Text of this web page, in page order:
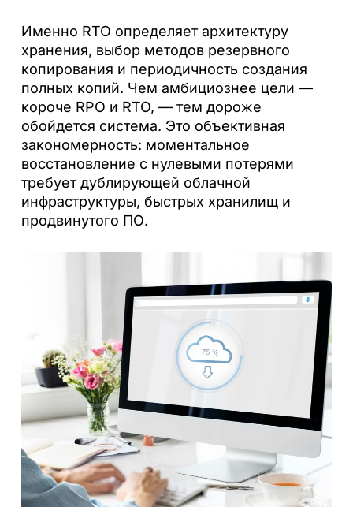
Именно RTO определяет архитектуру
хранения, выбор методов резервного
копирования и периодичность создания
полных копий. Чем амбициознее цели —
короче RPO и RTO, — тем дороже
обойдется система. Это объективная
закономерность: моментальное
восстановление с нулевыми потерями
требует дублирующей облачной
инфраструктуры, быстрых хранилищ и
продвинутого ПО.